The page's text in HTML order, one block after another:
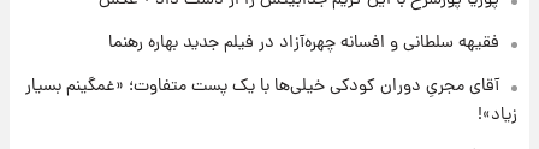
پروین اعتصامی در دوران نوجوانی؛ اواخر دهه
فقیهه سلطانی و افسانه چهره‌آزاد در فیلم جدید بهاره رهنما
آقای مجریِ دوران کودکی خیلی‌ها با یک پست متفاوت؛ «غمگینم بسیار
زیاد»!